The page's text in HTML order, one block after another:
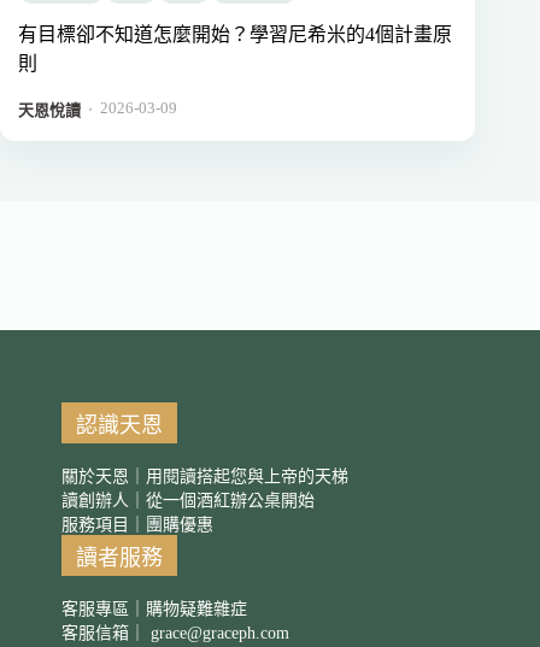
有目標卻不知道怎麼開始？學習尼希米的4個計畫原
則
天恩悅讀 ． 2026-03-09
認識天恩
關於天恩｜用閱讀搭起您與上帝的天梯
讀創辦人｜從一個酒紅辦公桌開始
服務項目｜團購優惠
讀者服務
客服專區｜購物疑難雜症
客服信箱｜ grace@graceph.com